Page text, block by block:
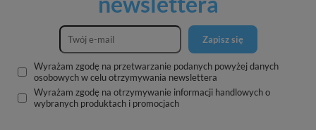
Zapisz się
Wyrażam zgodę na przetwarzanie podanych powyżej danych
osobowych w celu otrzymywania newslettera
Wyrażam zgodę na otrzymywanie informacji handlowych o
wybranych produktach i promocjach